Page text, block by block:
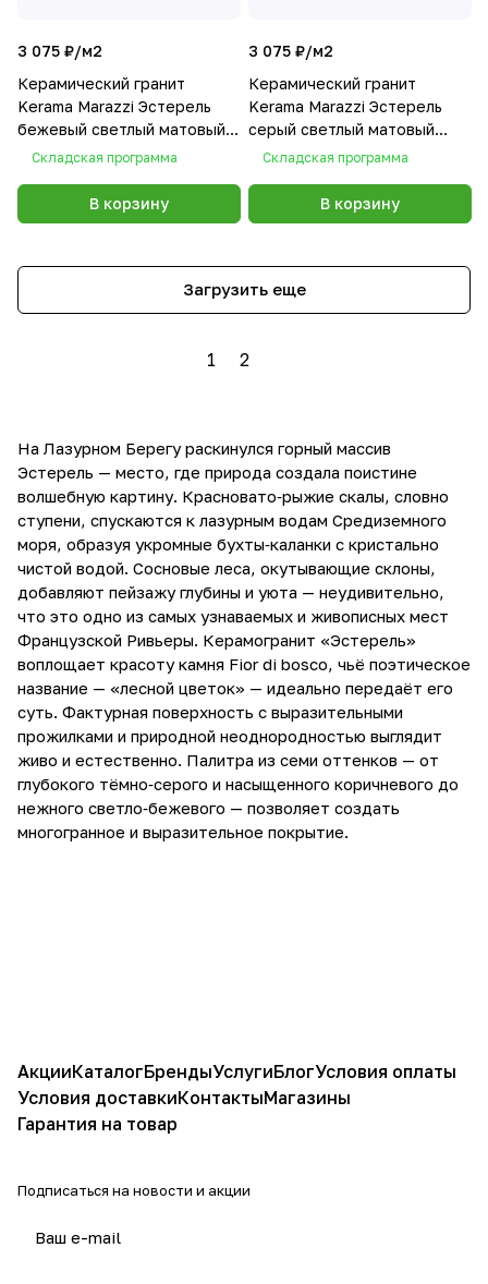
3 075 ₽/м2
Керамический гранит
Kerama Marazzi Эстерель
бежевый светлый матовый
обрезной 60x119,5x0,9
Складская программа
В корзину
3 075 ₽/м2
Керамический гранит
Kerama Marazzi Эстерель
серый светлый матовый
обрезной 60x119,5x0,9
Складская программа
В корзину
Загрузить еще
1 2
На Лазурном Берегу раскинулся горный массив
Эстерель — место, где природа создала поистине
волшебную картину. Красновато‑рыжие скалы, словно
ступени, спускаются к лазурным водам Средиземного
моря, образуя укромные бухты‑каланки с кристально
чистой водой. Сосновые леса, окутывающие склоны,
добавляют пейзажу глубины и уюта — неудивительно,
что это одно из самых узнаваемых и живописных мест
Французской Ривьеры. Керамогранит «Эстерель»
воплощает красоту камня Fior di bosco, чьё поэтическое
название — «лесной цветок» — идеально передаёт его
суть. Фактурная поверхность с выразительными
прожилками и природной неоднородностью выглядит
живо и естественно. Палитра из семи оттенков — от
глубокого тёмно‑серого и насыщенного коричневого до
нежного светло‑бежевого — позволяет создать
многогранное и выразительное покрытие.
АкцииКаталогБрендыУслугиБлогУсловия оплаты
Условия доставкиКонтактыМагазины
Гарантия на товар
Подписаться на новости и акции